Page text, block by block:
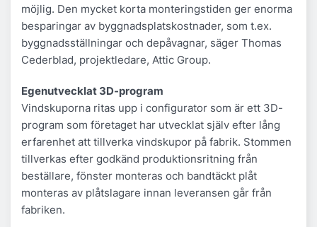
möjlig. Den mycket korta monteringstiden ger enorma
besparingar av byggnadsplatskostnader, som t.ex.
byggnadsställningar och depåvagnar, säger Thomas
Cederblad, projektledare, Attic Group.
Egenutvecklat 3D-program
Vindskuporna ritas upp i configurator som är ett 3D-
program som företaget har utvecklat själv efter lång
erfarenhet att tillverka vindskupor på fabrik. Stommen
tillverkas efter godkänd produktionsritning från
beställare, fönster monteras och bandtäckt plåt
monteras av plåtslagare innan leveransen går från
fabriken.